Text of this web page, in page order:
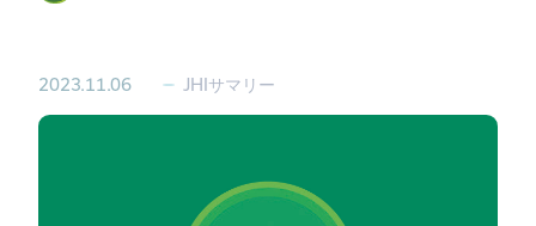
2023.11.06 JHIサマリー